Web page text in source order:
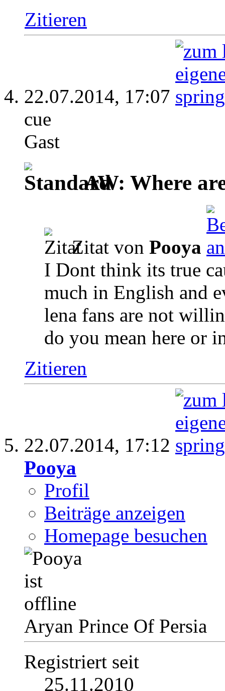
Zitieren
22.07.2014, 17:07
cue
Gast
AW: Where
Zitat von Pooya
I Dont think its true
much in English and
lena fans are not
do you mean here or
Zitieren
22.07.2014, 17:12
Pooya
Profil
Beiträge anzeigen
Homepage besuchen
Aryan Prince Of Persia
Registriert seit
25.11.2010